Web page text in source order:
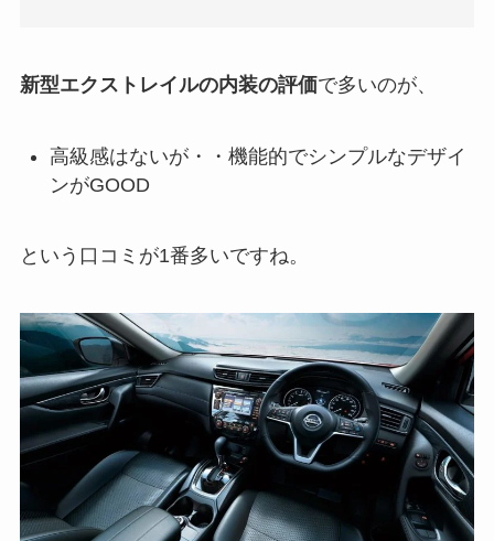
新型エクストレイルの内装の評価で多いのが、
高級感はないが・・機能的でシンプルなデザイ
ンがGOOD
という口コミが1番多いですね。